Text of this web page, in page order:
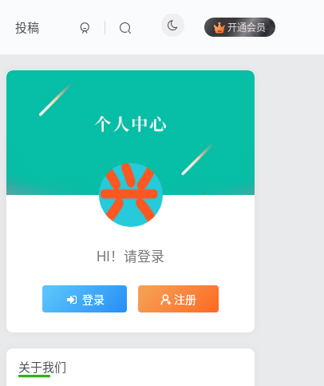
投稿 开通会员
HI！请登录
登录 注册
关于我们